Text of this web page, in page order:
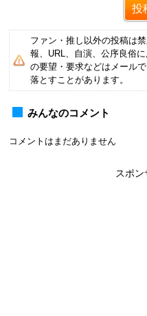
ファン・推し以外の投稿は
報、URL、自演、公序良俗
の要望・要求などはメール
落とすことがあります。
みんなのコメント
コメントはまだありません
スポン